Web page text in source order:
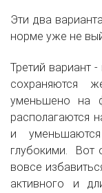
Эти два
норме уже не
Третий вариант
сохраняются
уменьшено на
располагаются
и
глубокими. Вот
вовсе
активного и